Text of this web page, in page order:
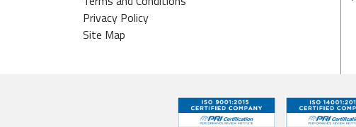
Privacy Policy
Site Map